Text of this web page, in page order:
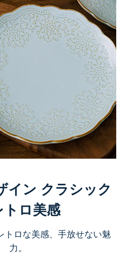
イン クラシック
トロ美感
トロな美感、手放せない魅
力。